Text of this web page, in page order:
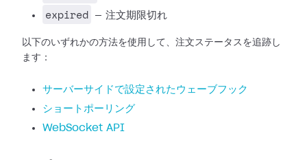
expired — 注文期限切れ
以下のいずれかの方法を使用して、注文ステータスを追跡し
ます：
サーバーサイドで設定されたウェーブフック
ショートポーリング
WebSocket API